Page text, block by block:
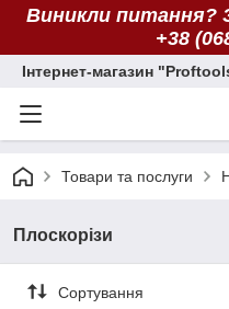
Виникли питання?
+38
Інтернет-магазин
Товари та послуги
Плоскорізи
Сортування